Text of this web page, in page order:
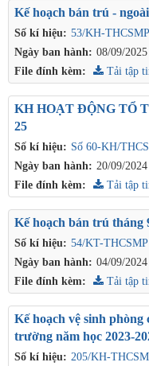
Số kí hiệu: 53/KH-THCSMP
Ngày ban hành: 08/09/2025
Kế hoạch bán trú -
File đính kèm: Tải tập
Số kí hiệu: Số 60-KH/THCS
Ngày ban hành: 20/09/2024
KH HOẠT ĐỘNG TỔ
25
File đính kèm: Tải tập
Số kí hiệu: 54/KT-THCSMP
Ngày ban hành: 04/09/2024
Kế hoạch bán trú tháng
File đính kèm: Tải tập
Số kí hiệu: 205/KH-
Kế hoạch vệ sinh
trường năm học 2023-